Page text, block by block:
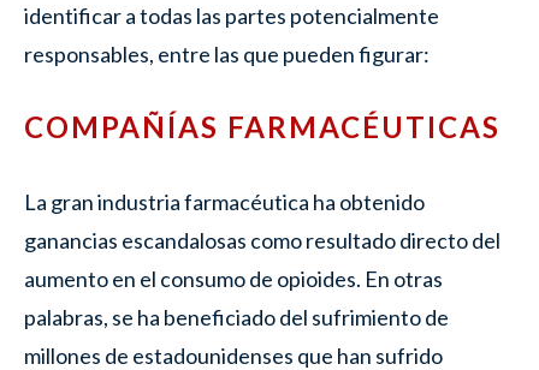
identificar a todas las partes potencialmente
responsables, entre las que pueden figurar:
COMPAÑÍAS FARMACÉUTICAS
La gran industria farmacéutica ha obtenido
ganancias escandalosas como resultado directo del
aumento en el consumo de opioides. En otras
palabras, se ha beneficiado del sufrimiento de
millones de estadounidenses que han sufrido